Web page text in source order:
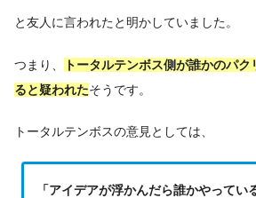
と友人に言われたと明かしていました。
つまり、
トータルテンボス側が誰かのパ
ると疑われたそうです。
トータルテンボスの意見としては、
「アイデアが浮かんだら誰かやってい